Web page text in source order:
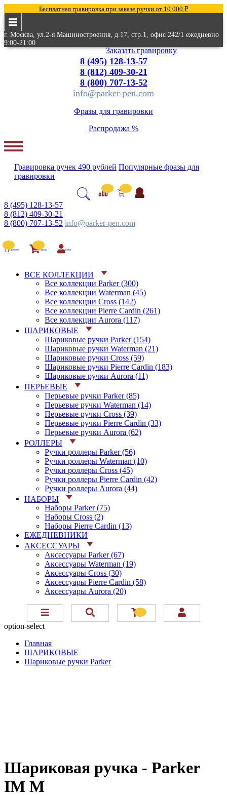
Бесплатная гравировка при заказе ручки от 10 000 ₽
г. Москва, ул.2-я Машиностроения, д.17, стр.1, офис 242/1 ежедневно
9:00-21:00
8 (495) 128-13-57
8 (812) 409-30-21
8 (800) 707-13-52
info@parker-pen.com
Фразы для гравировки
Распродажа %
Заказать гравировку
Гравировка ручек 490 рублей Популярные фразы для
гравировки
8 (495) 128-13-57
8 (812) 409-30-21
8 (800) 707-13-52 info@parker-pen.com
Сравнение Корзина Войти
ВСЕ КОЛЛЕКЦИИ
Все коллекции Parker (300)
Все коллекции Waterman (45)
Все коллекции Cross (142)
Все коллекции Pierre Cardin (261)
Все коллекции Aurora (117)
ШАРИКОВЫЕ
Шариковые ручки Parker (154)
Шариковые ручки Waterman (21)
Шариковые ручки Cross (59)
Шариковые ручки Pierre Cardin (183)
Шариковые ручки Aurora (11)
ПЕРЬЕВЫЕ
Перьевые ручки Parker (85)
Перьевые ручки Waterman (14)
Перьевые ручки Cross (39)
Перьевые ручки Pierre Cardin (33)
Перьевые ручки Aurora (62)
РОЛЛЕРЫ
Ручки роллеры Parker (56)
Ручки роллеры Waterman (10)
Ручки роллеры Cross (45)
Ручки роллеры Pierre Cardin (42)
Ручки роллеры Aurora (44)
НАБОРЫ
Наборы Parker (75)
Наборы Cross (2)
Наборы Pierre Cardin (13)
ЕЖЕДНЕВНИКИ
АКСЕССУАРЫ
Аксессуары Parker (67)
Аксессуары Waterman (19)
Аксессуары Cross (30)
Аксессуары Pierre Cardin (58)
Аксессуары Aurora (20)
option-select
Главная
ШАРИКОВЫЕ
Шариковые ручки Parker
Шариковая ручка - Parker
IM M